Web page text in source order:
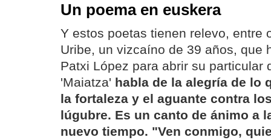
Un poema en euskera
Y estos poetas tienen relevo, entre
Uribe, un vizcaíno de 39 años, que
Patxi López para abrir su particular
'Maiatza' habla de la alegría de lo
la fortaleza y el aguante contra
lúgubre. Es un canto de ánimo a
nuevo tiempo. "Ven conmigo,